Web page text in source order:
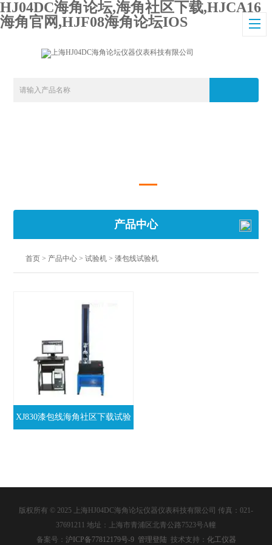
HJ04DC海角论坛,海角社区下载,HJCA16
海角官网,HJF08海角论坛IOS
产品中心
首页 > 产品中心 >试验机 >漆包线试验机
XJ830漆包线海角社区下载试验
版权所有 © 2025 上海HJ04DC海角论坛仪器仪表科技有限公司 传真：021-
37691211 地址：上海市青浦区北青公路7523号A幢
备案号： 沪ICP备77812179号-9 管理登陆 技术支持： 化工仪器